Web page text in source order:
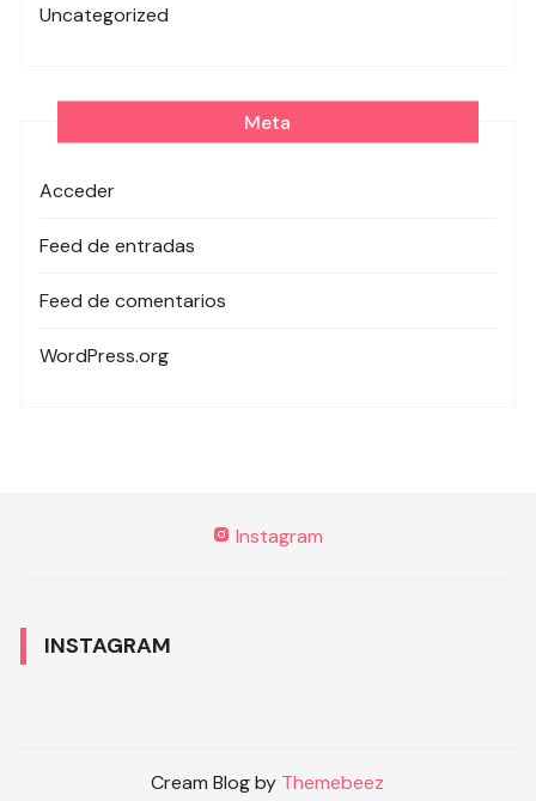
Uncategorized
Meta
Acceder
Feed de entradas
Feed de comentarios
WordPress.org
Instagram
INSTAGRAM
Cream Blog by Themebeez